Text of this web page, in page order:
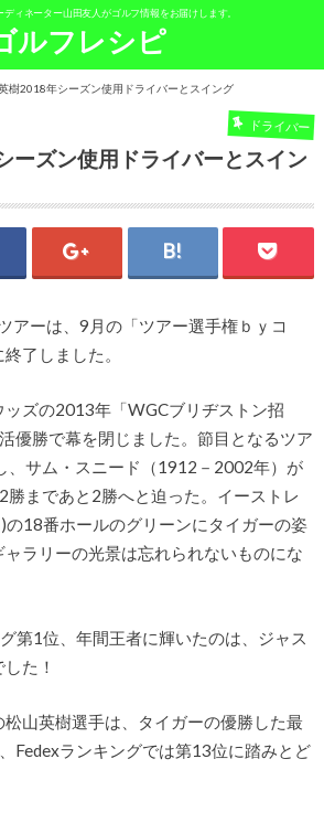
ディネーター山田友人がゴルフ情報をお届けします。
ルフレシピ
樹2018年シーズン使用ドライバーとスイング
ドライバー
ーズン使用ドライバーとスイン
アーは、9月の「ツアー選手権ｂｙコ
了しました。
ッズの2013年「WGCブリヂストン招
優勝で幕を閉じました。節目となるツア
、サム・スニード（1912－2002年）が
勝まであと2勝へと迫った。イーストレ
の18番ホールのグリーンにタイガーの姿
ラリーの光景は忘れられないものにな
第1位、年間王者に輝いたのは、ジャス
た！
山英樹選手は、タイガーの優勝した最
Fedexランキングでは第13位に踏みとど